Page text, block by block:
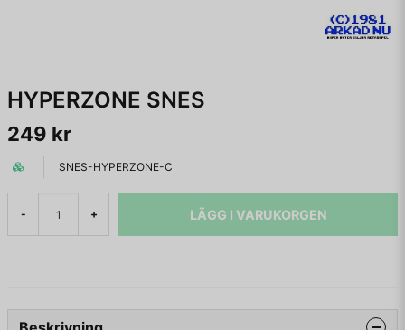
HYPERZONE SNES
249 kr
SNES-HYPERZONE-C
- + LÄGG I VARUKORGEN